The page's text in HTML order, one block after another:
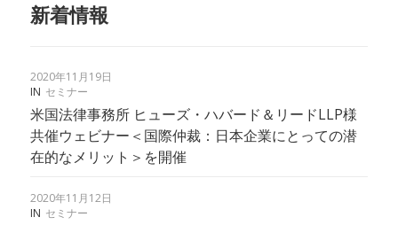
新着情報
2020年11月19日
IN セミナー
米国法律事務所 ヒューズ・ハバード＆リードLLP様
共催ウェビナー＜国際仲裁：日本企業にとっての潜
在的なメリット＞を開催
2020年11月12日
IN セミナー